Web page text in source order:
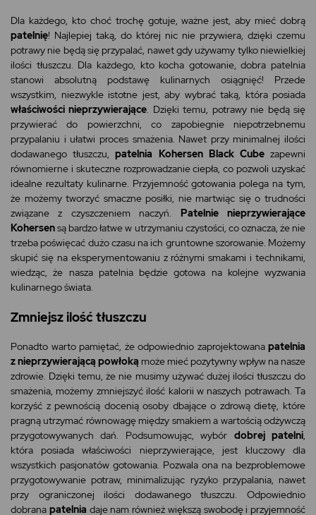
Dla każdego, kto choć trochę gotuje, ważne jest, aby mieć dobrą
patelnię! Najlepiej taką, do której nic nie przywiera, dzięki czemu
potrawy nie będą się przypalać, nawet gdy używamy tylko niewielkiej
ilości tłuszczu. Dla każdego, kto kocha gotowanie, dobra patelnia
stanowi absolutną podstawę kulinarnych osiągnięć! Przede
wszystkim, niezwykle istotne jest, aby wybrać taką, która posiada
właściwości nieprzywierające. Dzięki temu, potrawy nie będą się
przywierać do powierzchni, co zapobiegnie niepotrzebnemu
przypalaniu i ułatwi proces smażenia. Nawet przy minimalnej ilości
dodawanego tłuszczu,patelnia Kohersen Black Cubezapewni
równomierne i skuteczne rozprowadzanie ciepła, co pozwoli uzyskać
idealne rezultaty kulinarne. Przyjemność gotowania polega na tym,
że możemy tworzyć smaczne posiłki, nie martwiąc się o trudności
związane z czyszczeniem naczyń. Patelnie nieprzywierające
Kohersensą bardzo łatwe w utrzymaniu czystości, co oznacza, że nie
trzeba poświęcać dużo czasu na ich gruntowne szorowanie. Możemy
skupić się na eksperymentowaniu z różnymi smakami i technikami,
wiedząc, że nasza patelnia będzie gotowa na kolejne wyzwania
kulinarnego świata.
Zmniejsz ilość tłuszczu
Ponadto warto pamiętać, że odpowiednio zaprojektowana patelnia
z nieprzywierającą powłoką może mieć pozytywny wpływ na nasze
zdrowie. Dzięki temu, że nie musimy używać dużej ilości tłuszczu do
smażenia, możemy zmniejszyć ilość kalorii w naszych potrawach. Ta
korzyść z pewnością docenią osoby dbające o zdrową dietę, które
pragną utrzymać równowagę między smakiem a wartością odżywczą
przygotowywanych dań. Podsumowując, wybór dobrej patelni,
która posiada właściwości nieprzywierające, jest kluczowy dla
wszystkich pasjonatów gotowania. Pozwala ona na bezproblemowe
przygotowywanie potraw, minimalizując ryzyko przypalania, nawet
przy ograniczonej ilości dodawanego tłuszczu. Odpowiednio
dobrana patelnia daje nam również większą swobodę i przyjemność